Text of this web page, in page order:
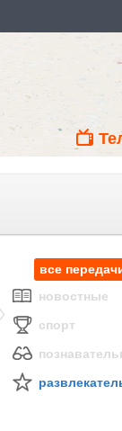
все
новостные
спорт